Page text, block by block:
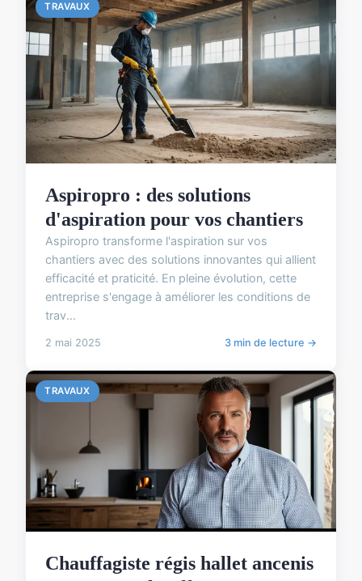
TRAVAUX
Aspiropro : des solutions
d'aspiration pour vos chantiers
Aspiropro transforme l'aspiration sur vos
chantiers avec des solutions innovantes qui allient
efficacité et praticité. En pleine évolution, cette
entreprise s'engage à améliorer les conditions de
trav...
2 mai 2025 3 min de lecture →
TRAVAUX
Chauffagiste régis hallet ancenis